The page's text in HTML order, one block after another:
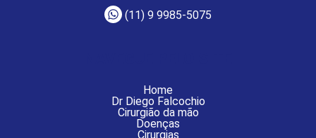
(11) 9 9985-5075
Home
Dr Diego Falcochio
Cirurgião da mão
Doenças
Cirurgias